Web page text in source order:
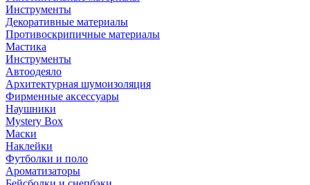
Инструменты
Декоративные материалы
Противоскрипичные материалы
Мастика
Инструменты
Автоодеяло
Архитектурная шумоизоляция
Фирменные аксессуары
Наушники
Mystery Box
Маски
Наклейки
Футболки и поло
Ароматизаторы